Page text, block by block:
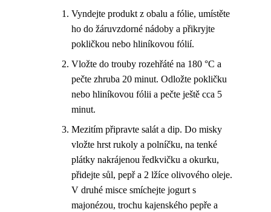
Vyndejte produkt z obalu a fólie, umístěte
ho do žáruvzdorné nádoby a přikryjte
pokličkou nebo hliníkovou fólií.
Vložte do trouby rozehřáté na 180 °C a
pečte zhruba 20 minut. Odložte pokličku
nebo hliníkovou fólii a pečte ještě cca 5
minut.
Mezitím připravte salát a dip. Do misky
vložte hrst rukoly a polníčku, na tenké
plátky nakrájenou ředkvičku a okurku,
přidejte sůl, pepř a 2 lžíce olivového oleje.
V druhé misce smíchejte jogurt s
majonézou, trochu kajenského pepře a